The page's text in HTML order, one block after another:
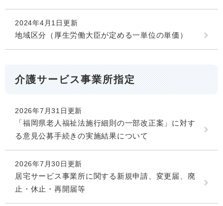
2024年4月1日更新
地域区分（厚生労働大臣が定める一単位の単価）
介護サービス事業所指定
2026年7月31日更新
「福岡県老人福祉法施行細則の一部改正案」に対す
る意見公募手続きの実施結果について
2026年7月30日更新
居宅サービス事業所に関する新規申請、変更届、廃
止・休止・再開届等